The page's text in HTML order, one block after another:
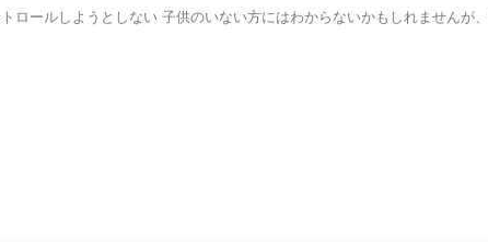
ロールしようとしない 子供のいない方にはわからないかもしれません